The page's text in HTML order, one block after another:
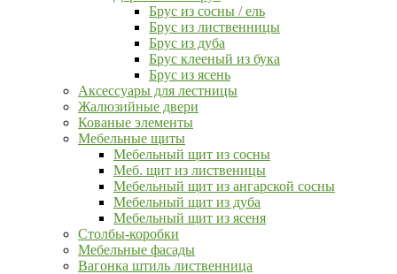
Брус из сосны / ель
Брус из лиственницы
Брус из дуба
Брус клееный из бука
Брус из ясень
Аксессуары для лестницы
Жалюзийные двери
Кованые элементы
Мебельные щиты
Мебельный щит из сосны
Меб. щит из лиственицы
Мебельный щит из ангарской сосны
Мебельный щит из дуба
Мебельный щит из ясеня
Столбы-коробки
Мебельные фасады
Вагонка штиль лиственница